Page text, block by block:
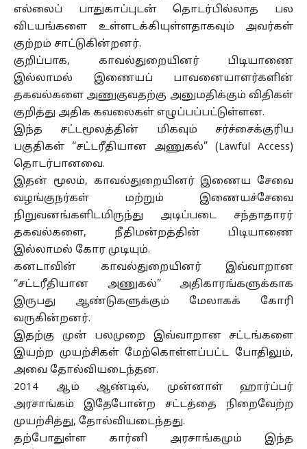
எல்லைப் பாதுகாப்புடன் தொடர்பில்லாத பல
விடயங்களை உள்ளடக்கியுள்ளதாகவும் அவர்கள்
குற்றம் சாட்டுகின்றனர்.
குறிப்பாக, காவல்துறையினர் பிடியாணை
இல்லாமல் இணையப் பாவனையாளர்களின்
தகவல்களை அணுகுவதற்கு அனுமதிக்கும் விதிகள்
குறித்து அதிக கவலைகள் எழுப்பப்பட்டுள்ளன.
இந்த சட்டமூலத்தின் மிகவும் சர்ச்சைக்குரிய
பகுதிகள் “சட்டரீதியான அணுகல்” (Lawful Access)
தொடர்பானவை.
இதன் மூலம், காவல்துறையினர் இணைய சேவை
வழங்குநர்கள் மற்றும் இணையச்சேவை
நிறுவனங்களிடமிருந்து அடிப்படை சந்தாதாரர்
தகவல்களை, நீதிமன்றத்தின் பிடியாணை
இல்லாமல் கோர முடியும்.
கனடாவின் காவல்துறையினர் இவ்வாறான
“சட்டரீதியான அணுகல்” அதிகாரங்களுக்காக
இருபது ஆண்டுகளுக்கும் மேலாகக் கோரி
வருகின்றனர்.
இதற்கு முன் பலமுறை இவ்வாறான சட்டங்களை
இயற்ற முயற்சிகள் மேற்கொள்ளப்பட்ட போதிலும்,
அவை தோல்வியடைந்தன.
2014 ஆம் ஆண்டில், முன்னாள் ஹார்ப்பர்
அரசாங்கம் இதேபோன்ற சட்டத்தை நிறைவேற்ற
முயற்சித்து, தோல்வியடைந்தது.
தற்போதுள்ள கார்னி அரசாங்கமும் இந்த